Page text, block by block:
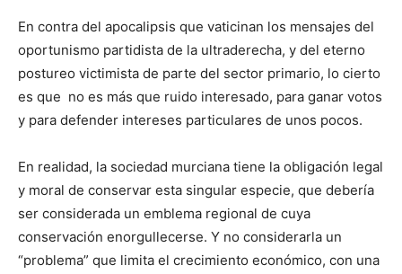
En contra del apocalipsis que vaticinan los mensajes del
oportunismo partidista de la ultraderecha, y del eterno
postureo victimista de parte del sector primario, lo cierto
es que no es más que ruido interesado, para ganar votos
y para defender intereses particulares de unos pocos.
En realidad, la sociedad murciana tiene la obligación legal
y moral de conservar esta singular especie, que debería
ser considerada un emblema regional de cuya
conservación enorgullecerse. Y no considerarla un
“problema” que limita el crecimiento económico, con una